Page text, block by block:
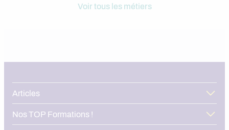
Voir tous les métiers
Articles
Nos TOP Formations !